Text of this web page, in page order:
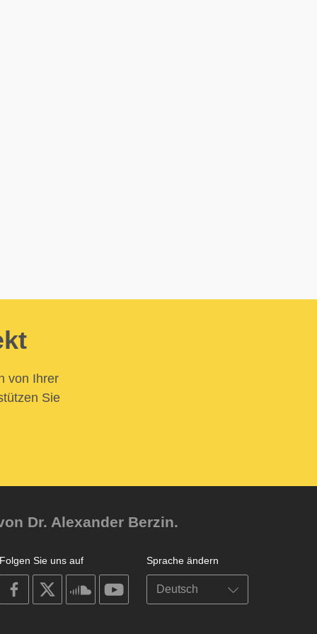
von Ihrer
Sie
Dr. Alexander Berzin.
Sprache ändern
Folgen Sie uns auf
on
facebook
on
on
soundcloudyoutube